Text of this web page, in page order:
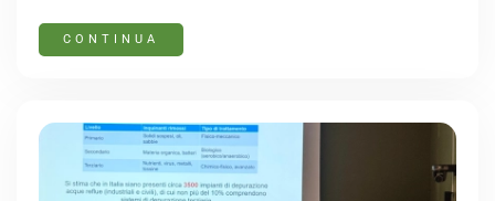
CONTINUA